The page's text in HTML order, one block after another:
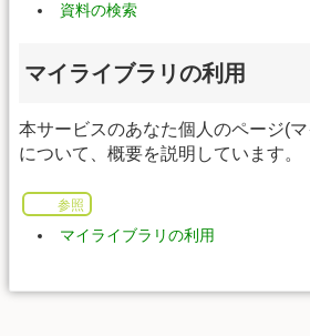
資料の検索
マイライブラリの利用
本サービスのあなた個人のページ(
について、概要を説明しています。
参照
マイライブラリの利用